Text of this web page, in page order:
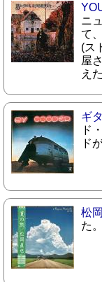
ニ
て
(ス
屋
え
ギ
ド
ド
松
た